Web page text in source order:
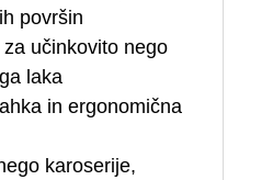
površin
učinkovito nego
laka
in ergonomična
karoserije,